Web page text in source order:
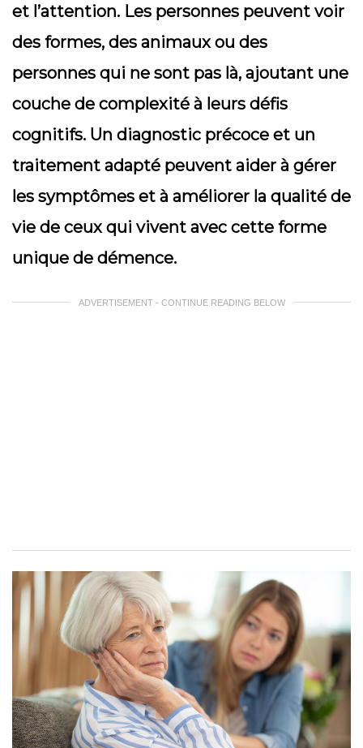
et l’attention. Les personnes peuvent voir
des formes, des animaux ou des
personnes qui ne sont pas là, ajoutant une
couche de complexité à leurs défis
cognitifs. Un diagnostic précoce et un
traitement adapté peuvent aider à gérer
les symptômes et à améliorer la qualité de
vie de ceux qui vivent avec cette forme
unique de démence.
ADVERTISEMENT - CONTINUE READING BELOW